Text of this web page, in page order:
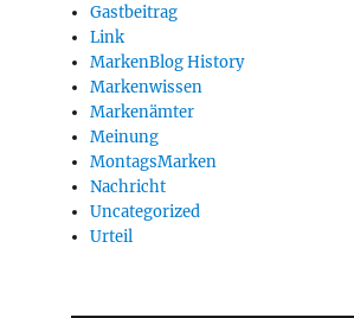
Gastbeitrag
Link
MarkenBlog History
Markenwissen
Markenämter
Meinung
MontagsMarken
Nachricht
Uncategorized
Urteil